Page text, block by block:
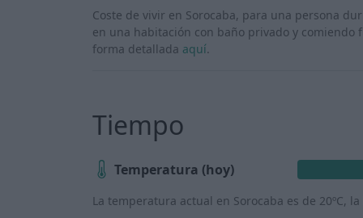
Coste de vivir en Sorocaba, para una persona
en una habitación con baño privado y comiendo
forma detallada aquí.
Tiempo
Temperatura (hoy)
La temperatura actual en Sorocaba es de 20ºC,